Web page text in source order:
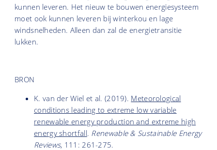
kunnen leveren. Het nieuw te bouwen energiesysteem
moet ook kunnen leveren bij winterkou en lage
windsnelheden. Alleen dan zal de energietransitie
lukken.
BRON
K. van der Wiel et al. (2019). Meteorological
conditions leading to extreme low variable
renewable energy production and extreme high
energy shortfall. Renewable & Sustainable Energy
Reviews, 111: 261-275.